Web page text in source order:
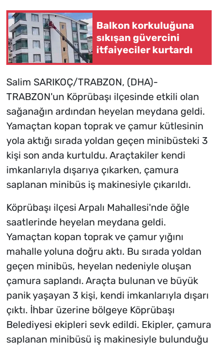
Balkon korkuluğuna
sıkışan güvercini
itfaiyeciler kurtardı
Salim SARIKOÇ/TRABZON, (DHA)-
TRABZON'un Köprübaşı ilçesinde etkili olan
sağanağın ardından heyelan meydana geldi.
Yamaçtan kopan toprak ve çamur kütlesinin
yola aktığı sırada yoldan geçen minibüsteki 3
kişi son anda kurtuldu. Araçtakiler kendi
imkanlarıyla dışarıya çıkarken, çamura
saplanan minibüs iş makinesiyle çıkarıldı.
Köprübaşı ilçesi Arpalı Mahallesi'nde öğle
saatlerinde heyelan meydana geldi.
Yamaçtan kopan toprak ve çamur yığını
mahalle yoluna doğru aktı. Bu sırada yoldan
geçen minibüs, heyelan nedeniyle oluşan
çamura saplandı. Araçta bulunan ve büyük
panik yaşayan 3 kişi, kendi imkanlarıyla dışarı
çıktı. İhbar üzerine bölgeye Köprübaşı
Belediyesi ekipleri sevk edildi. Ekipler, çamura
saplanan minibüsü iş makinesiyle bulunduğu